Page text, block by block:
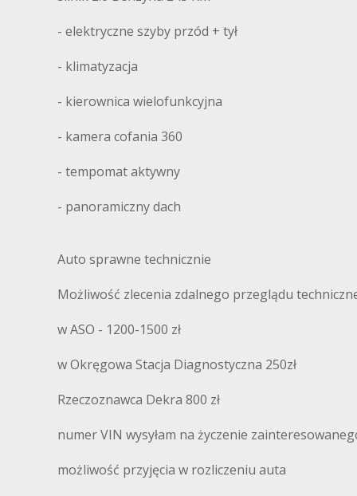
- elektryczne szyby przód + tył
- klimatyzacja
- kierownica wielofunkcyjna
- kamera cofania 360
- tempomat aktywny
- panoramiczny dach
Auto sprawne technicznie
Możliwość zlecenia zdalnego przeglądu
w ASO - 1200-1500 zł
w Okręgowa Stacja Diagnostyczna 250zł
Rzeczoznawca Dekra 800 zł
numer VIN wysyłam na życzenie
możliwość przyjęcia w rozliczeniu auta